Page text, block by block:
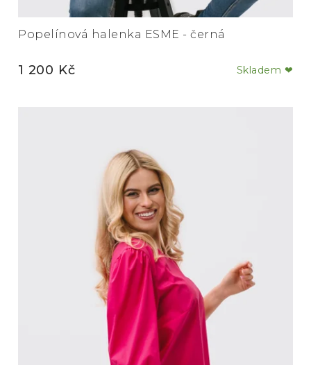
Popelínová halenka ESME - černá
Skladem ❤
1 200 Kč